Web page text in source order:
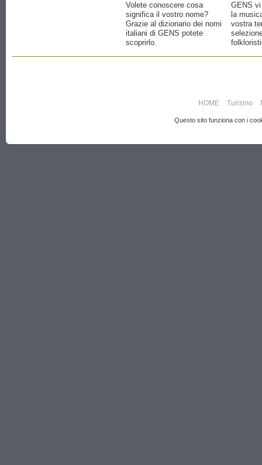
Volete conoscere cosa
significa il vostro nome?
Grazie al dizionario dei nomi
italiani di GENS potete
scoprirlo.
GENS
la
vostra
HOME Turismo
Questo sito funziona con i